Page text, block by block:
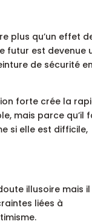
plus qu’un effet
futur est devenue
de sécurité
forte crée la
mais parce qu’il
si elle est difficile,
illusoire mais
liées à